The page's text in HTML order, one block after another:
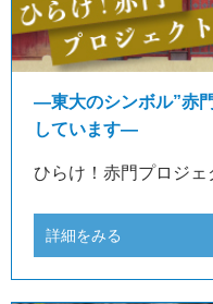
―東大のシンボル”赤
しています―
ひらけ！赤門プロジェ
詳細をみる